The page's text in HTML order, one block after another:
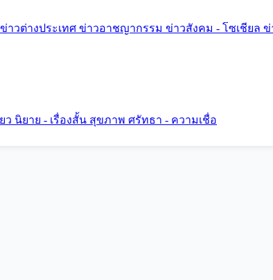
ข่าวต่างประเทศ ข่าวอาชญากรรม ข่าวสังคม - โซเชียล ข่
ว นิยาย - เรื่องสั้น สุขภาพ ศรัทธา - ความเชื่อ